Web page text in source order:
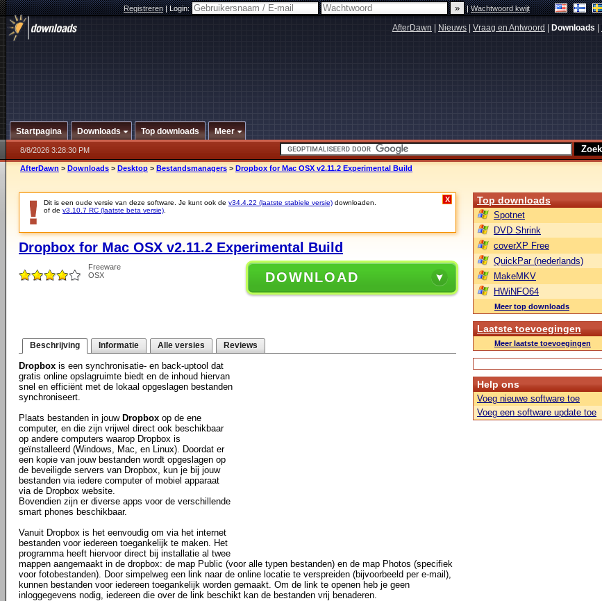
Registreren|Login: |Wachtwoord kwijt
AfterDawn Nieuws Vraag en Antwoord Downloads
Startpagina Downloads Top downloads Meer
8/8/2026 3:28:30 PM
AfterDawn > Downloads > Desktop > Bestandsmanagers > Dropbox for Mac OSX v2.11.2 Experimental Build
Dit is een oude versie van deze software. Je kunt ook de v34.4.22 (laatste stabiele versie) downloaden.
of de v3.10.7 RC (laatste beta versie)
X
Dropbox for Mac OSX v2.11.2 Experimental Build
Freeware
OSX
DOWNLOAD
Beschrijving Informatie Alle versies Reviews
Dropbox is een synchronisatie- en back-uptool dat
gratis online opslagruimte biedt en de inhoud hiervan
snel en efficiënt met de lokaal opgeslagen bestanden
synchroniseert.
Plaats bestanden in jouw Dropbox op de ene
computer, en die zijn vrijwel direct ook beschikbaar
op andere computers waarop Dropbox is
geïnstalleerd (Windows, Mac, en Linux). Doordat er
een kopie van jouw bestanden wordt opgeslagen op
de beveiligde servers van Dropbox, kun je bij jouw
bestanden via iedere computer of mobiel apparaat
via de Dropbox website.
Bovendien zijn er diverse apps voor de verschillende
smart phones beschikbaar.
Vanuit Dropbox is het eenvoudig om via het internet
bestanden voor iedereen toegankelijk te maken. Het
programma heeft hiervoor direct bij installatie al twee
mappen aangemaakt in de dropbox: de map Public (voor alle typen bestanden) en de map Photos (specifiek
voor fotobestanden). Door simpelweg een link naar de online locatie te verspreiden (bijvoorbeeld per e-mail),
kunnen bestanden voor iedereen toegankelijk worden gemaakt. Om de link te openen heb je geen
inloggegevens nodig, iedereen die over de link beschikt kan de bestanden vrij benaderen.
Top downloads
Spotnet
DVD Shrink
coverXP Free
QuickPar (nederlands)
MakeMKV
HWiNFO64
Meer top downloads
Laatste toevoegingen
Meer laatste toevoegingen
Help ons
Voeg nieuwe software toe
Voeg een software update toe